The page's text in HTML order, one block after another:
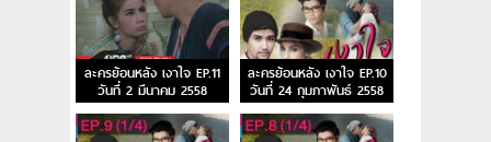
ละครย้อนหลัง เงาใจ EP.11
วันที่ 2 มีนาคม 2558
ละครย้อนหลัง เงาใจ EP.10
วันที่ 24 กุมภาพันธ์ 2558